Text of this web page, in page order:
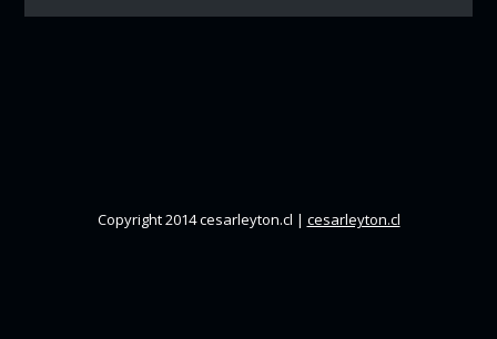
Copyright 2014 cesarleyton.cl | cesarleyton.cl